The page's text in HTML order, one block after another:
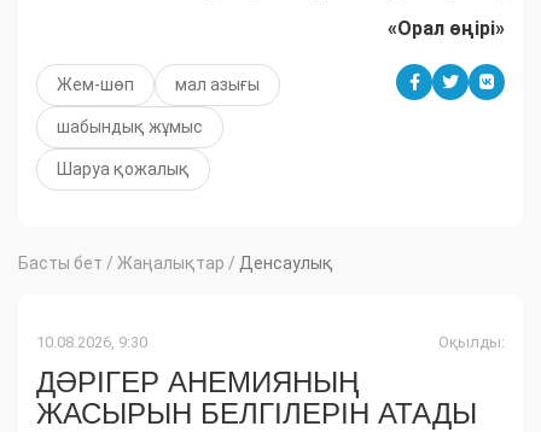
«Орал өңірі»
Жем-шөп мал азығы
шабындық жұмыс
Шаруа қожалық
Басты бет / Жаңалықтар / Денсаулық
10.08.2026, 9:30 Оқылды:
ДӘРІГЕР АНЕМИЯНЫҢ
ЖАСЫРЫН БЕЛГІЛЕРІН АТАДЫ